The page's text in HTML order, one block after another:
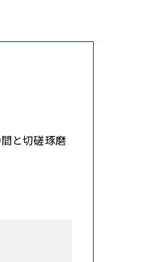
と切磋琢磨